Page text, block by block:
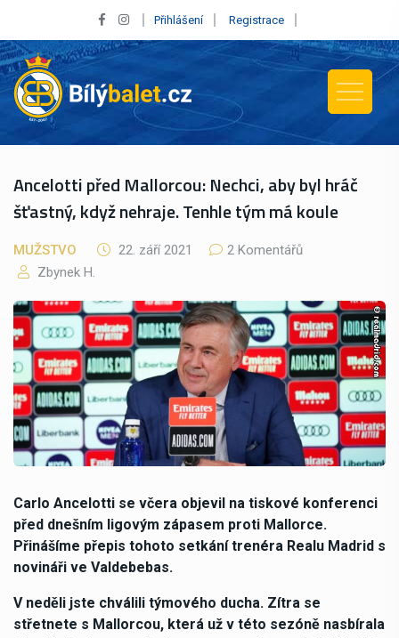
Přihlášení Registrace
Ancelotti před Mallorcou: Nechci, aby byl hráč
šťastný, když nehraje. Tenhle tým má koule
MUŽSTVO 22. září 2021
2 Komentářů
Zbynek H.
Carlo Ancelotti se včera objevil na tiskové konferenci
před dnešním ligovým zápasem proti Mallorce.
Přinášíme přepis tohoto setkání trenéra Realu Madrid s
novináři ve Valdebebas.
V neděli jste chválili týmového ducha. Zítra se
střetnete s Mallorcou, která už v této sezóně nasbírala